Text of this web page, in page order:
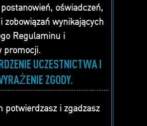
oświadczeń,
zobowiązań wynikających
Regulaminu i
promocji.
UCZESTNICTWA I
ZGODY.
potwierdzasz i zgadzasz